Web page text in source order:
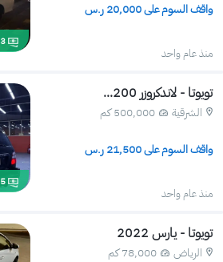
واقف السوم على 20,000 ر.س
منذ عام واحد
3
تويوتا - لاندكروزر 200...
الشرقية 500,000 كم
واقف السوم على 21,500 ر.س
منذ عام واحد
5
تويوتا - يارس 2022
الرياض 78,000 كم